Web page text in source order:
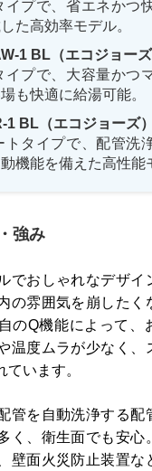
イプで、省エネかつ
た高効率モデル。
1 BL（エコジョーズ
イプで、大容量かつ
も快適に給湯可能。
1 BL（エコジョーズ）
トタイプで、配管洗
機能を備えた高性能
強み
でおしゃれなデザイ
の雰囲気を崩したく
のQ機能によって、
温度ムラが少なく、
います。
管を自動洗浄する配
く、衛生面でも安心
壁面火災防止装置な